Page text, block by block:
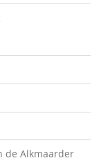
de Alkmaarder